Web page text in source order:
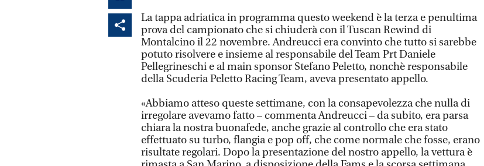
La tappa adriatica in programma questo weekend è la terza e penultima
prova del campionato che si chiuderà con il Tuscan Rewind di
Montalcino il 22 novembre. Andreucci era convinto che tutto si sarebbe
potuto risolvere e insieme al responsabile del Team Prt Daniele
Pellegrineschi e al main sponsor Stefano Peletto, nonchè responsabile
della Scuderia Peletto Racing Team, aveva presentato appello.
«Abbiamo atteso queste settimane, con la consapevolezza che nulla di
irregolare avevamo fatto – commenta Andreucci – da subito, era parsa
chiara la nostra buonafede, anche grazie al controllo che era stato
effettuato su turbo, flangia e pop off, che come normale che fosse, erano
risultate regolari. Dopo la presentazione del nostro appello, la vettura è